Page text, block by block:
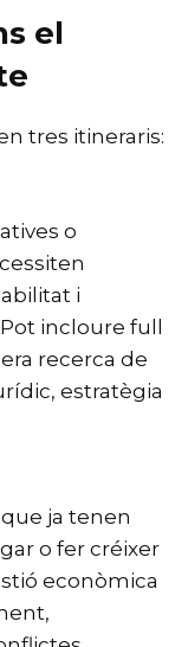
el
tres itineraris:
o
i
incloure full
recerca de
estratègia
ja tenen
o fer créixer
econòmica